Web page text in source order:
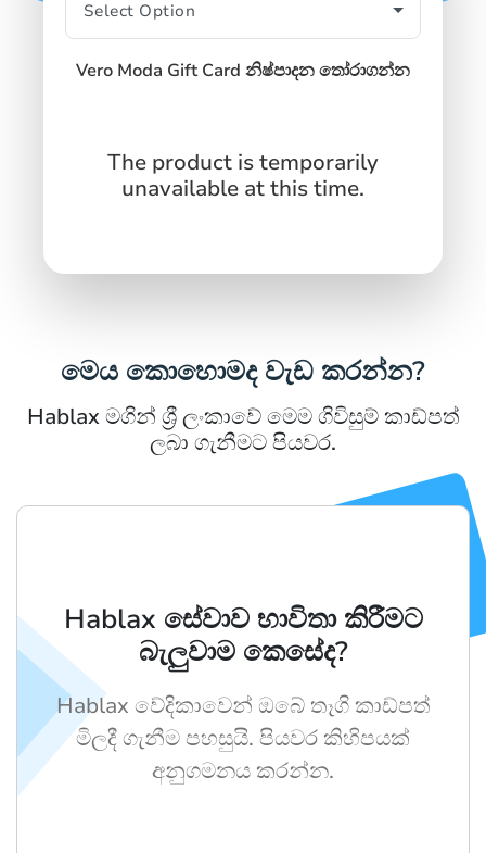
Vero Moda Gift Card නිෂ්පාදන තෝරාගන්න
The product is temporarily
unavailable at this time.
මෙය කොහොමද වැඩ කරන්න?
Hablax මගින් ශ්‍රී ලංකාවේ මෙම ගිවිසුම් කාඩ්පත්
ලබා ගැනීමට පියවර.
Hablax සේවාව භාවිතා කිරීමට
බැලුවාම කෙසේද?
Hablax වේදිකාවෙන් ඔබේ තෑගි කාඩ්පත්
මිලදී ගැනීම පහසුයි. පියවර කිහිපයක්
අනුගමනය කරන්න.